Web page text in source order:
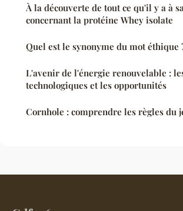
À la découverte de tout ce qu'il y a à
concernant la protéine Whey isolate
Quel est le synonyme du mot éthique
L'avenir de l'énergie renouvelable :
technologiques et les opportunités
Cornhole : comprendre les règles du